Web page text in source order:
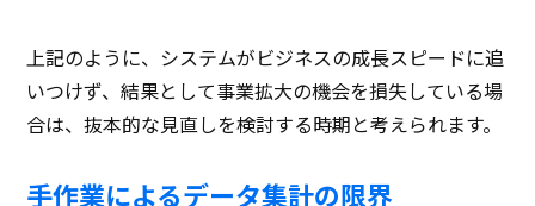
上記のように、システムがビジネスの成長スピードに追
いつけず、結果として事業拡大の機会を損失している場
合は、抜本的な見直しを検討する時期と考えられます。
手作業によるデータ集計の限界